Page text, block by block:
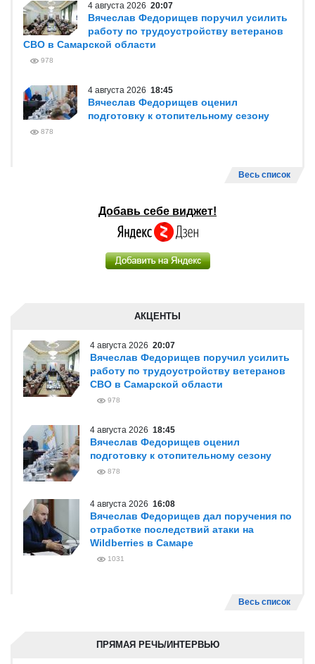
4 августа 2026 20:07
Вячеслав Федорищев поручил усилить
работу по трудоустройству ветеранов
СВО в Самарской области
978
4 августа 2026 18:45
Вячеслав Федорищев оценил
подготовку к отопительному сезону
878
Весь список
Добавь себе виджет!
АКЦЕНТЫ
4 августа 2026 20:07
Вячеслав Федорищев поручил усилить
работу по трудоустройству ветеранов
СВО в Самарской области
978
4 августа 2026 18:45
Вячеслав Федорищев оценил
подготовку к отопительному сезону
878
4 августа 2026 16:08
Вячеслав Федорищев дал поручения по
отработке последствий атаки на
Wildberries в Самаре
1031
Весь список
ПРЯМАЯ РЕЧЬ/ИНТЕРВЬЮ